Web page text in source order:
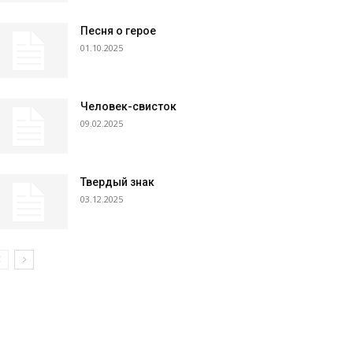
Песня о герое
01.10.2025
Человек-свисток
09.02.2025
Твердый знак
03.12.2025